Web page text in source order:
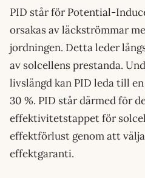
PID står för Potential-
orsakas av läckströmmar
jordningen. Detta leder
av solcellens prestanda.
livslängd kan PID leda till
30 %. PID står därmed för
effektivitetstappet för
effektförlust genom att
effektgaranti.